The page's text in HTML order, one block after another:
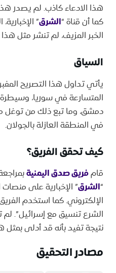
هذا الادعاء كاذب. لم يصدر
كما أن قناة “الشرق”
الخبر المزيف، لم تنشر مثل
السياق
يأتي تداول هذا التصريح
المتسارعة في سوريا،
دمشق، وما تبع ذلك من توغل
في المنطقة العازلة بالجولان.
كيف تحقق الفريق؟
قامفريق صدق اليمنية
“الشرق” الإخبارية على
الإلكتروني. كما استخدم
الشرع تنسيق مع إسرائيل”.
نتيجة تفيد بأنه قد أدلى بمثل
مصادر التحقيق